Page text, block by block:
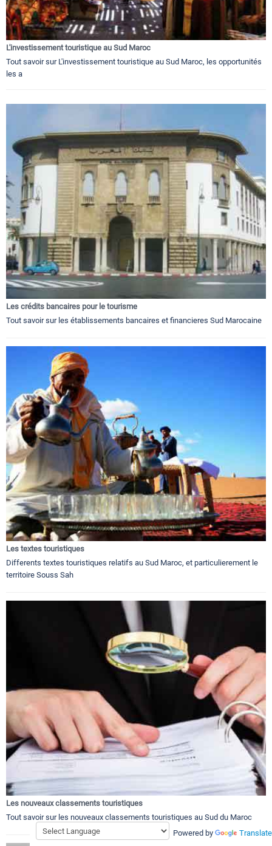
L'investissement touristique au Sud Maroc
Tout savoir sur L'investissement touristique au Sud Maroc, les opportunités
les a
Les crédits bancaires pour le tourisme
Tout savoir sur les établissements bancaires et financieres Sud Marocaine
Les textes touristiques
Differents textes touristiques relatifs au Sud Maroc, et particulierement le
territoire Souss Sah
Les nouveaux classements touristiques
Tout savoir sur les nouveaux classements touristiques au Sud du Maroc
Powered by
Translate